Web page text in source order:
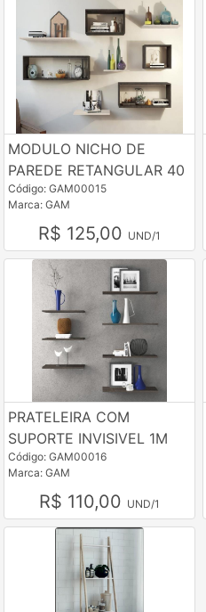
MODULO NICHO DE
PAREDE RETANGULAR 40
Código: GAM00015
Marca: GAM
R$ 125,00 UND/1
PRATELEIRA COM
SUPORTE INVISIVEL 1M
Código: GAM00016
Marca: GAM
R$ 110,00 UND/1